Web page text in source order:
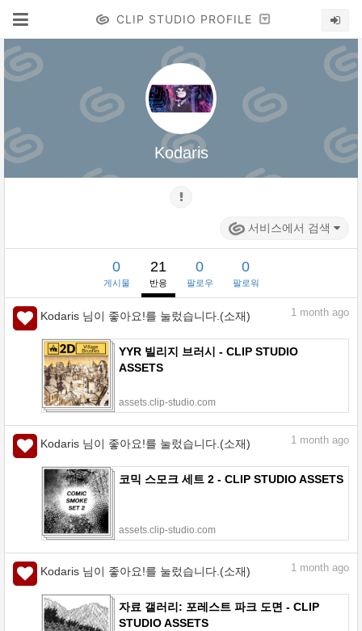
CLIP STUDIO PROFILE
Kodaris
서비스에서 검색
0
게시물
21
반응
0
팔로우
0
팔로워
Kodaris 님이 좋아요!를 눌렀습니다.(소재) 1 month ago
YYR 빌리지 브러시 - CLIP STUDIO
ASSETS
assets.clip-studio.com
Kodaris 님이 좋아요!를 눌렀습니다.(소재) 1 month ago
코믹 스모크 세트 2 - CLIP STUDIO ASSETS
assets.clip-studio.com
Kodaris 님이 좋아요!를 눌렀습니다.(소재) 1 month ago
자료 갤러리: 포레스트 파크 도면 - CLIP
STUDIO ASSETS